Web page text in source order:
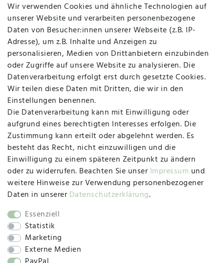
Widerruf
Vertrag widerrufen Kontakt
MAPALI VOR ORT
Herzogstraße 10
47533 Kleve
Montag, Dienstag, Donnerstag, Freitag
09:00 Uhr bis 13:00 Uhr
Mittwoch
09:00 Uhr bis 12:00 Uhr
SOCIAL
Wir verwenden Cookies und ähnliche Technologien auf
unserer Website und verarbeiten personenbezogene
Daten von Besucher:innen unserer Webseite (z.B. IP-
Adresse), um z.B. Inhalte und Anzeigen zu
personalisieren, Medien von Drittanbietern einzubinden
oder Zugriffe auf unsere Website zu analysieren. Die
Datenverarbeitung erfolgt erst durch gesetzte Cookies.
Wir teilen diese Daten mit Dritten, die wir in den
Einstellungen benennen.
Die Datenverarbeitung kann mit Einwilligung oder
aufgrund eines berechtigten Interesses erfolgen. Die
Zustimmung kann erteilt oder abgelehnt werden. Es
besteht das Recht, nicht einzuwilligen und die
Einwilligung zu einem späteren Zeitpunkt zu ändern
oder zu widerrufen. Beachten Sie unser Impressum und
weitere Hinweise zur Verwendung personenbezogener
Daten in unserer Daten­schutz­erklärung.
Essenziell
Statistik
Marketing
Externe Medien